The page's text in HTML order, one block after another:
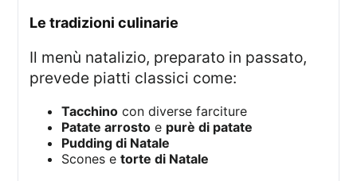
Le tradizioni culinarie
Il menù natalizio, preparato in passato,
prevede piatti classici come:
Tacchino con diverse farciture
Patate arrosto e purè di patate
Pudding di Natale
Scones etorte di Natale